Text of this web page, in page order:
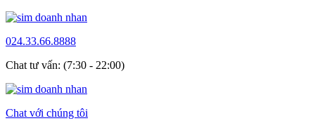
024.33.66.8888
Chat tư vấn: (7:30 - 22:00)
Chat với chúng tôi